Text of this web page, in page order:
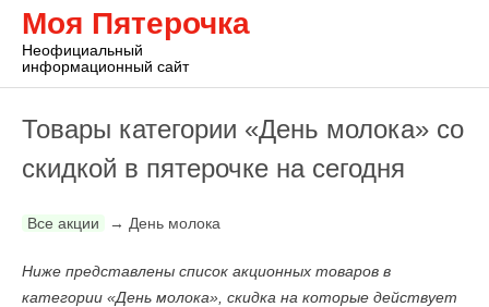
Моя Пятерочка
Неофициальный
информационный сайт
Товары категории «День молока» со
скидкой в пятерочке на сегодня
Все акции → День молока
Ниже представлены список акционных товаров в
категории «День молока», скидка на которые действует